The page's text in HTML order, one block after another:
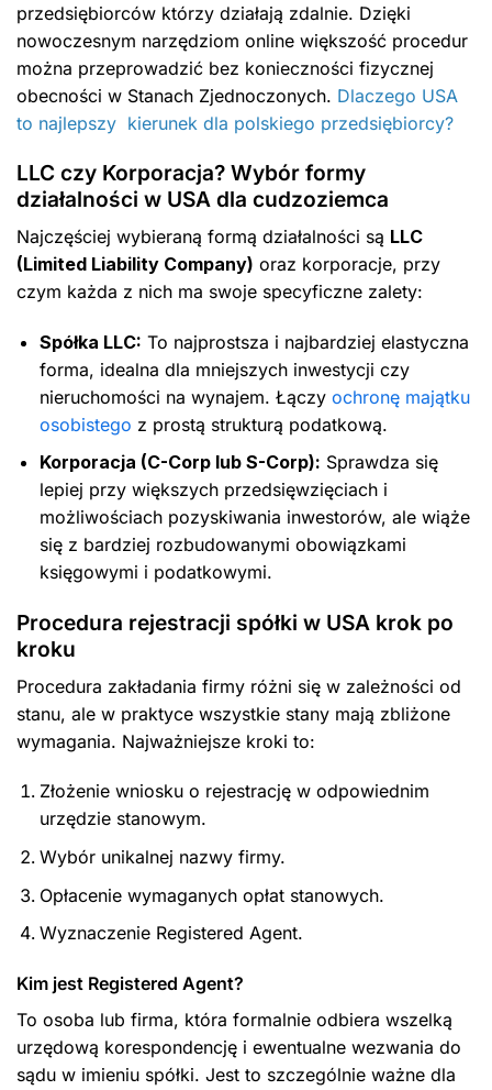
przedsiębiorców którzy działają zdalnie. Dzięki
nowoczesnym narzędziom online większość procedur
można przeprowadzić bez konieczności fizycznej
obecności w Stanach Zjednoczonych. Dlaczego USA
to najlepszy kierunek dla polskiego przedsiębiorcy?
LLC czy Korporacja? Wybór formy
działalności w USA dla cudzoziemca
Najczęściej wybieraną formą działalności są LLC
(Limited Liability Company) oraz korporacje, przy
czym każda z nich ma swoje specyficzne zalety:
Spółka LLC: To najprostsza i najbardziej elastyczna
forma, idealna dla mniejszych inwestycji czy
nieruchomości na wynajem. Łączy ochronę majątku
osobistego z prostą strukturą podatkową.
Korporacja (C-Corp lub S-Corp): Sprawdza się
lepiej przy większych przedsięwzięciach i
możliwościach pozyskiwania inwestorów, ale wiąże
się z bardziej rozbudowanymi obowiązkami
księgowymi i podatkowymi.
Procedura rejestracji spółki w USA krok po
kroku
Procedura zakładania firmy różni się w zależności od
stanu, ale w praktyce wszystkie stany mają zbliżone
wymagania. Najważniejsze kroki to:
Złożenie wniosku o rejestrację w odpowiednim
urzędzie stanowym.
Wybór unikalnej nazwy firmy.
Opłacenie wymaganych opłat stanowych.
Wyznaczenie Registered Agent.
Kim jest Registered Agent?
To osoba lub firma, która formalnie odbiera wszelką
urzędową korespondencję i ewentualne wezwania do
sądu w imieniu spółki. Jest to szczególnie ważne dla